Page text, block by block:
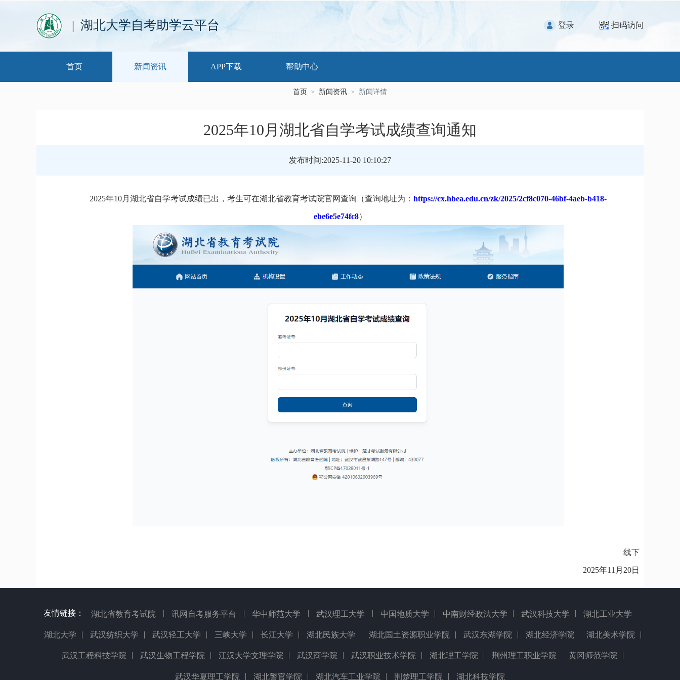
| 湖北大学自考助学云平台 扫码访问
登录
首页 新闻资讯 APP下载 帮助中心
首页 > 新闻资讯 > 新闻详情
2025年10月湖北省自学考试成绩查询通知
发布时间:2025-11-20 10:10:27
2025年10月湖北省自学考试成绩已出，考生可在湖北省教育考试院官网查询（查询地址为： https://cx.hbea.edu.cn/zk/2025/2cf8c070-46bf-4aeb-b418-
ebe6e5e74fc8）
线下
2025年11月20日
友情链接： 湖北省教育考试院 | 讯网自考服务平台 | 华中师范大学 | 武汉理工大学 | 中国地质大学 | 中南财经政法大学 | 武汉科技大学 | 湖北工业大学
湖北大学 | 武汉纺织大学 | 武汉轻工大学 | 三峡大学 | 长江大学 | 湖北民族大学 | 湖北国土资源职业学院 | 武汉东湖学院 | 湖北经济学院 湖北美术学院 |
武汉工程科技学院 | 武汉生物工程学院 | 江汉大学文理学院 | 武汉商学院 | 武汉职业技术学院 | 湖北理工学院 | 荆州理工职业学院 黄冈师范学院 |
武汉华夏理工学院 | 湖北警官学院 | 湖北汽车工业学院 | 荆楚理工学院 | 湖北科技学院